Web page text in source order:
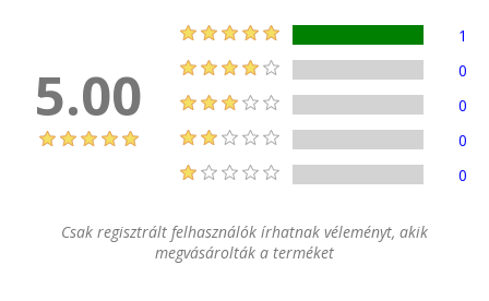
5.00
1
0
0
0
0
Csak regisztrált felhasználók írhatnak véleményt, akik
megvásárolták a terméket